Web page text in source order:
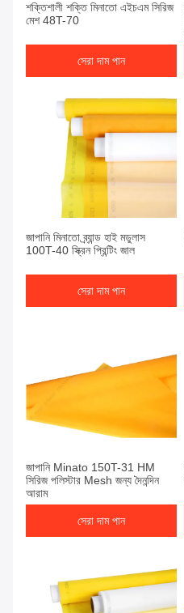
শক্তিশালী শক্তি মিনাতো এইচএম সিরিজ
মেশ 48T-70
সেরা দাম পান
জাপানি মিনাতো ব্র্যান্ড হাই মডুলাস
100T-40 স্ক্রিন প্রিন্টিং জাল
সেরা দাম পান
জাপানি Minato 150T-31 HM
সিরিজ পলিস্টার Mesh জন্য দৈনন্দিন
আরাম
সেরা দাম পান